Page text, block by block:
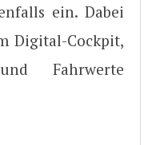
ein. Dabei
Digital-Cockpit,
Fahrwerte